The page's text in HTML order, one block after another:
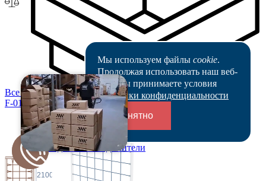
Переходники и соединители
Все цены
F-0199-4w
2100
Мы используем файлы cookie.
Продолжая использовать наш веб-
сайт, вы принимаете условия
Политики конфиденциальности
Понятно